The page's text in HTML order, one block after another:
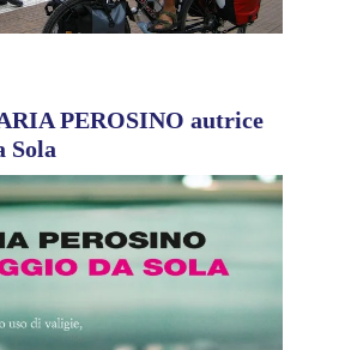
PEROSINO autrice
Sola